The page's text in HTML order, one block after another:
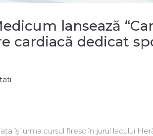
lansează
cardiacă dedicat
își urma cursul firesc în jurul lacului